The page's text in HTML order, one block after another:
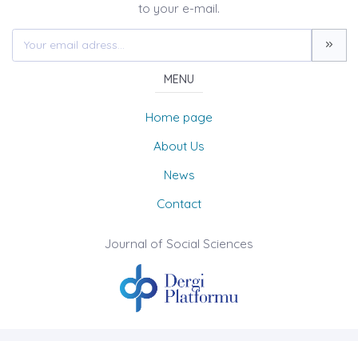
to your e-mail.
MENU
Home page
About Us
News
Contact
Journal of Social Sciences